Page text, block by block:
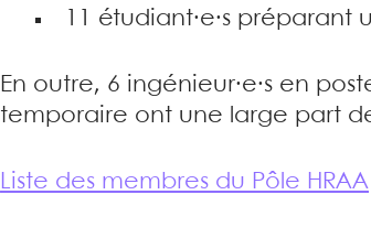
11 étudiant·e·s préparant
En outre, 6 ingénieur·e·s en
temporaire ont une large part
Liste des membres du Pôle HRAA